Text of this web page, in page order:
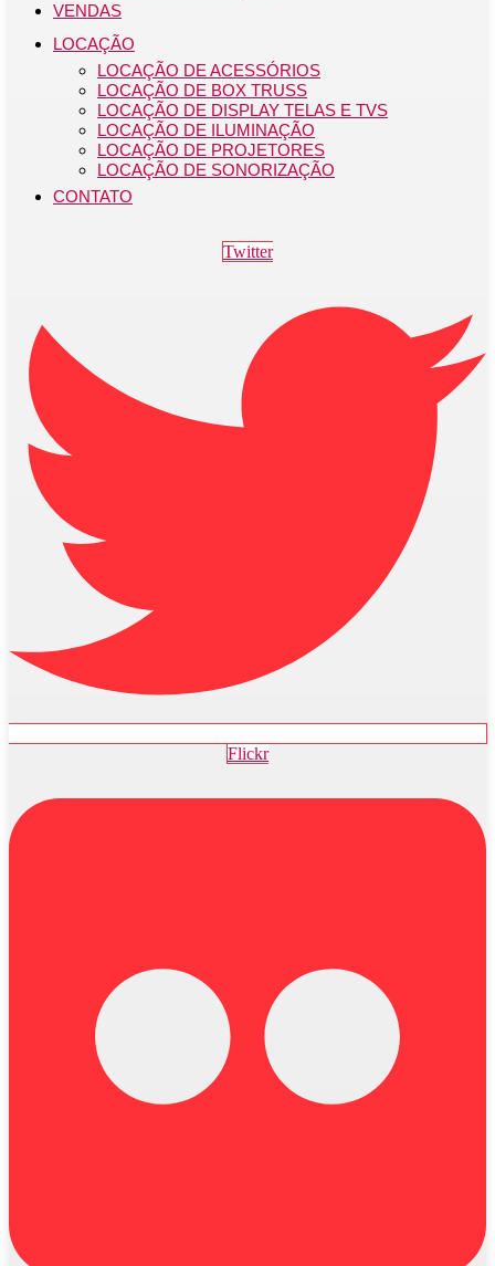
VENDAS
LOCAÇÃO
LOCAÇÃO DE ACESSÓRIOS
LOCAÇÃO DE BOX TRUSS
LOCAÇÃO DE DISPLAY TELAS E TVS
LOCAÇÃO DE ILUMINAÇÃO
LOCAÇÃO DE PROJETORES
LOCAÇÃO DE SONORIZAÇÃO
CONTATO
Twitter
Flickr